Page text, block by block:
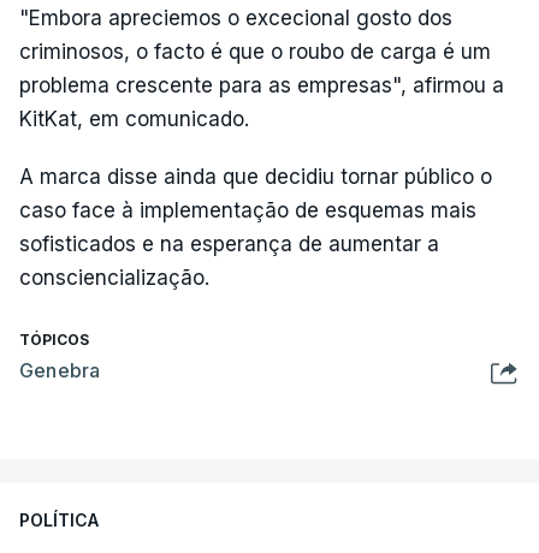
"Embora apreciemos o excecional gosto dos
criminosos, o facto é que o roubo de carga é um
problema crescente para as empresas", afirmou a
KitKat, em comunicado.
A marca disse ainda que decidiu tornar público o
caso face à implementação de esquemas mais
sofisticados e na esperança de aumentar a
consciencialização.
TÓPICOS
Genebra
POLÍTICA